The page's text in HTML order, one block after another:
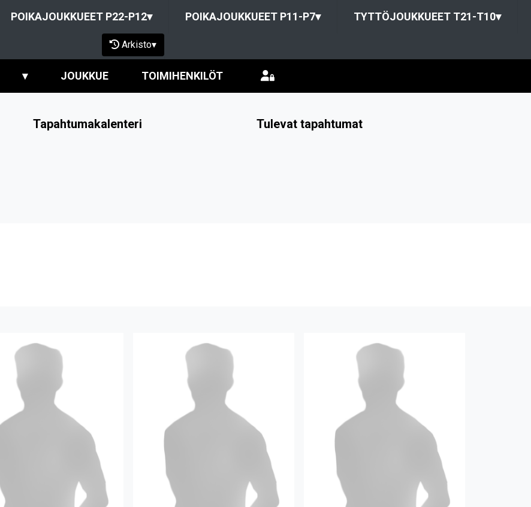
POIKAJOUKKUEET P22-P12▾ POIKAJOUKKUEET P11-P7▾ TYTTÖJOUKKUEET T21-T10▾
Arkisto▾
▾ JOUKKUE TOIMIHENKILÖT
Tapahtumakalenteri Tulevat tapahtumat